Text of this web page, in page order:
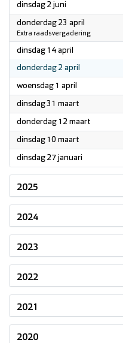
dinsdag 2 juni
donderdag 23 april
Extra raadsvergadering
dinsdag 14 april
donderdag 2 april
woensdag 1 april
dinsdag 31 maart
donderdag 12 maart
dinsdag 10 maart
dinsdag 27 januari
2025
2024
2023
2022
2021
2020